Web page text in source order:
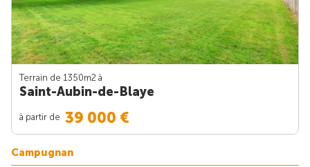
Terrain de 1350m2 à
Saint-Aubin-de-Blaye
à partir de 39 000 €
Campugnan